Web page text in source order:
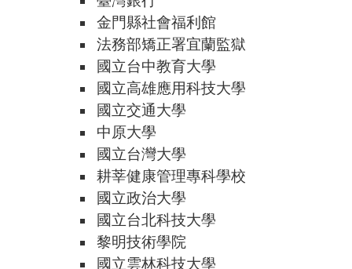
金門縣社會福利館
法務部矯正署宜蘭監獄
國立台中教育大學
國立高雄應用科技大學
國立交通大學
中原大學
國立台灣大學
耕莘健康管理專科學校
國立政治大學
國立台北科技大學
黎明技術學院
國立雲林科技大學